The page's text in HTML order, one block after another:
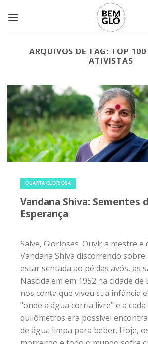
ARQUIVOS DE TAG: TOP 100
ATIVISTAS
QUARTA GLORIOSA
Vandana Shiva: Sementes
Esperança
Salve, Glorioses. Ouvir a mestre e
Vandana Shiva discorrendo sobre
estar sentada ao pé das avós, as
Nascida em em 1952 na cidade de
nos conta que viveu sua infância
"onde a água corria livre" e a cada
quilômetros era possível
de água limpa para beber. Hoje,